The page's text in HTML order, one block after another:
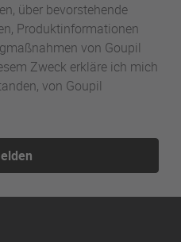
über bevorstehende
Produktinformationen
von Goupil
Zweck erkläre ich mich
von Goupil